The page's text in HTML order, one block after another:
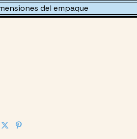
del empaque